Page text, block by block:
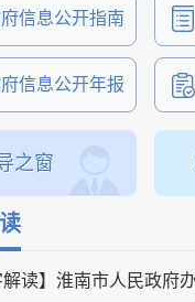
信息公开指南
信息公开年报
之窗